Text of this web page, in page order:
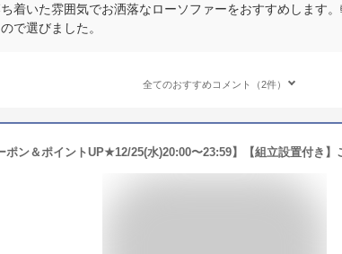
着いた雰囲気でお洒落なローソファーをおすすめします
で選びました。
全てのおすすめコメント（2件）